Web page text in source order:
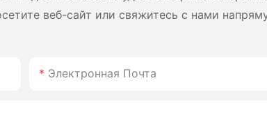
веб-сайт или свяжитесь с нами
Электронная Почта